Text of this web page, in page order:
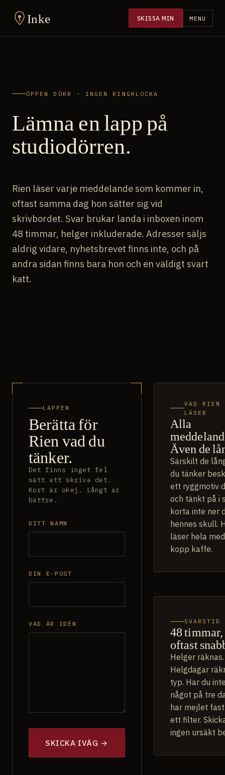
Inke SKISSA MIN MENU
ÖPPEN DÖRR · INGEN RINGKLOCKA
Lämna en lapp på
studiodörren.
Rien läser varje meddelande som kommer in,
oftast samma dag hon sätter sig vid
skrivbordet. Svar brukar landa i inboxen inom
48 timmar, helger inkluderade. Adresser säljs
aldrig vidare, nyhetsbrevet finns inte, och på
andra sidan finns bara hon och en väldigt svart
katt.
LAPPEN
Berätta för
Rien vad du
tänker.
Det finns inget fel
sätt att skriva det.
Kort är okej. Långt är
bättre.
DITT NAMN
DIN E-POST
VAD ÄR IDÉN
SKICKA IVÄG →
VAD RIEN
LÄSER
Alla
Även de
Särskilt de
du tänker
ett ryggmotiv
och tänkt på i
korta inte ner
hennes skull.
läser hela
kopp kaffe.
SVARSTID
48 timmar,
oftast
Helger räknas.
Helgdagar
typ. Har du
något på tre
har mejlet
ett filter.
ingen ursäkt